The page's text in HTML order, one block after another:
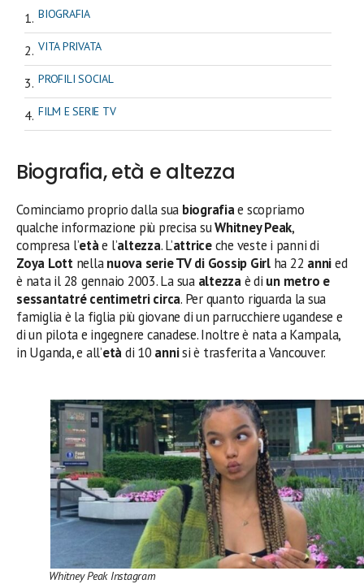
BIOGRAFIA
VITA PRIVATA
PROFILI SOCIAL
FILM E SERIE TV
Biografia, età e altezza
Cominciamo proprio dalla sua biografiae scopriamo
qualche informazione più precisa suWhitney Peak,
compresa l’etàe l’altezza. L’attriceche veste i panni di
Zoya Lott nellanuova serie TV di Gossip Girlha 22 annied
è nata il 28 gennaio 2003. La sua altezzaè di un metro e
sessantatré centimetri circa. Per quanto riguarda la sua
famiglia è la figlia più giovane di un parrucchiere ugandese e
di un pilota e ingegnere canadese. Inoltre è nata a Kampala,
in Uganda, e all’etàdi 10 annisi è trasferita a Vancouver.
Whitney Peak Instagram